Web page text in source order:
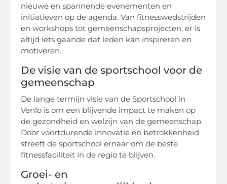
nieuwe en spannende evenementen en
initiatieven op de agenda. Van fitnesswedstrijden
en workshops tot gemeenschapsprojecten, er is
altijd iets gaande dat leden kan inspireren en
motiveren.
De visie van de sportschool voor de
gemeenschap
De lange termijn visie van de Sportschool in
Venlo is om een blijvende impact te maken op
de gezondheid en welzijn van de gemeenschap.
Door voortdurende innovatie en betrokkenheid
streeft de sportschool ernaar om de beste
fitnessfaciliteit in de regio te blijven.
Groei- en